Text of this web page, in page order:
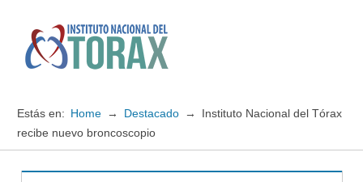
contenido
Instituto
del
TORAX
Estás en: Home Destacado
Instituto Nacional del Tórax
recibe nuevo broncoscopio